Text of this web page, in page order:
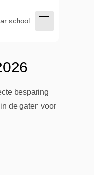
school
besparing
de gaten voor